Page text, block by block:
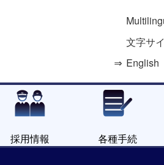
文字サ
English
採用情報 各種手続